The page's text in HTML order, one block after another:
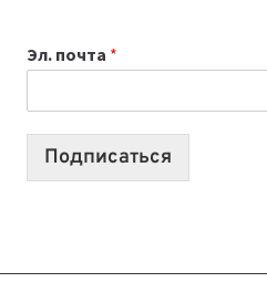
2026:
10
Эл. почта *
Подписаться